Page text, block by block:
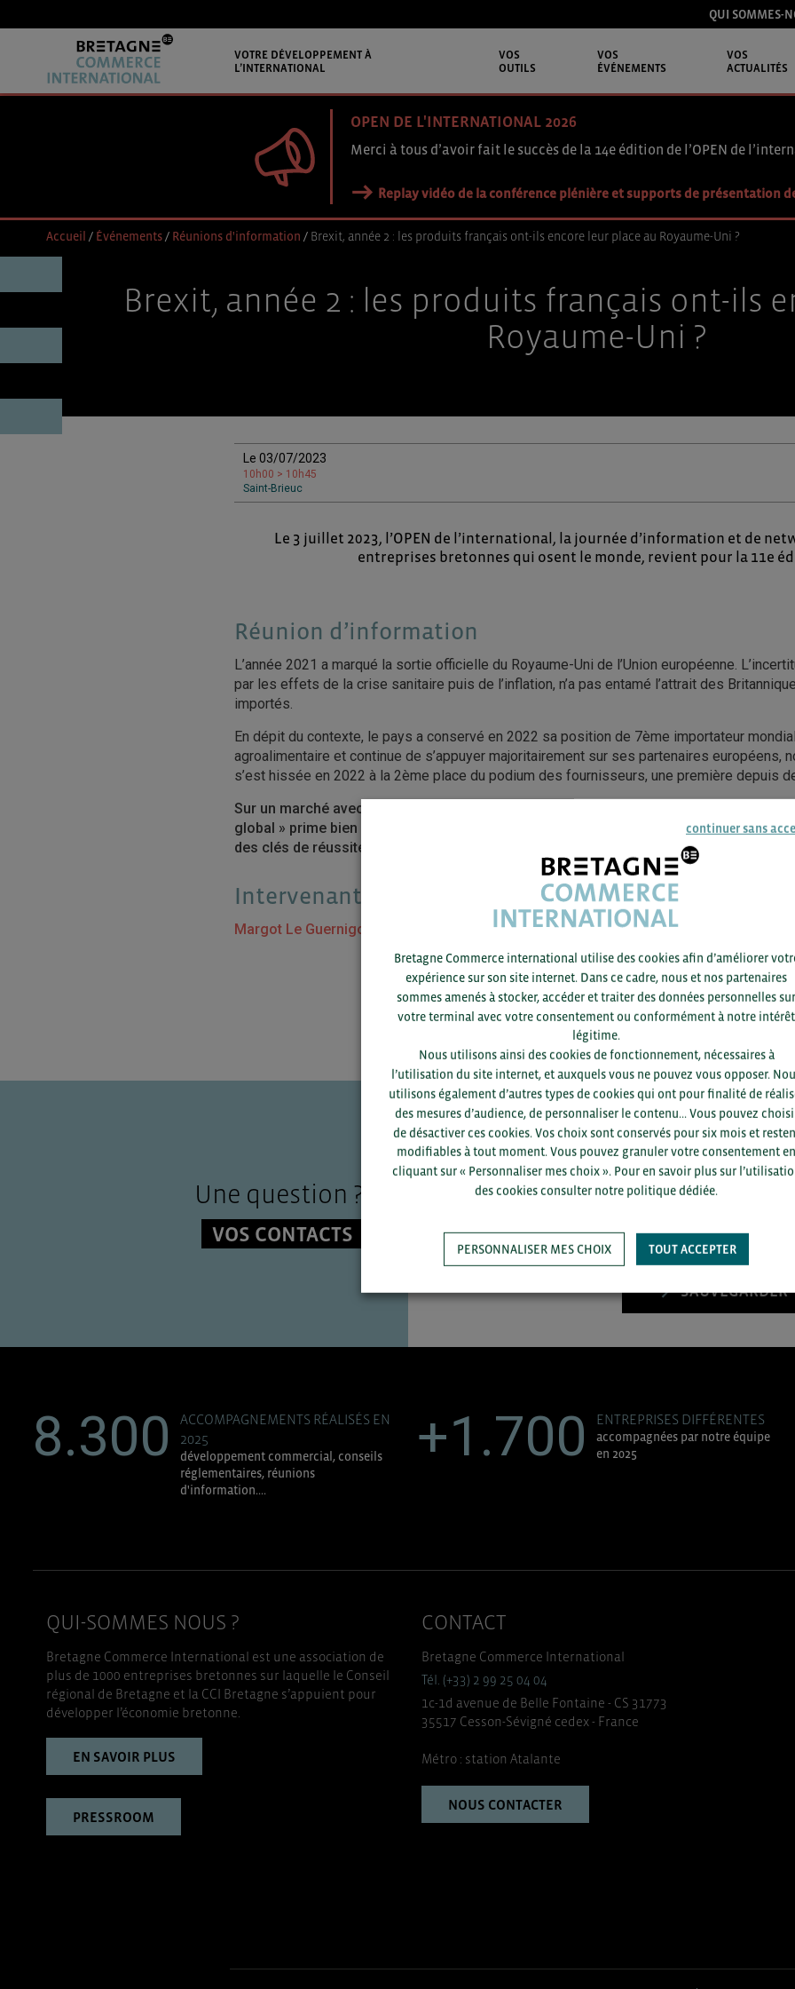
QUI SOMMES-
VOTRE DÉVELOPPEMENT À
L’INTERNATIONAL
VOS
OUTILS
VOS
ÉVÉNEMENTS
VOS
ACTUALITÉS
OPEN DE L'INTERNATIONAL 2026
Merci à tous d’avoir fait le succès de la 14e édition de l’OPEN de
Replay vidéo de la conférence plénière et supports de présentation
Accueil / Événements/ Réunions d'information / Brexit, année 2 : les produits français ont-ils encore leur place au Royaume-Uni ?
Brexit, année 2 : les produits français ont-ils
Royaume-Uni ?
Le 03/07/2023
10h00 > 10h45
Saint-Brieuc
Le 3 juillet 2023, l’OPEN de l’international, la journée d’information et de
entreprises bretonnes qui osent le monde, revient pour la 11e
Réunion d’information
L’année 2021 a marqué la sortie officielle du Royaume-Uni de l’Union européenne.
par les effets de la crise sanitaire puis de l’inflation, n’a pas entamé l’attrait des
importés.
En dépit du contexte, le pays a conservé en 2022 sa position de 7ème importateur
agroalimentaire et continue de s’appuyer majoritairement sur ses partenaires européens,
s’est hissée en 2022 à la 2ème place du podium des fournisseurs, une première depuis
Sur un marché avec une population et un niveau de vie équivalents à celui de
global » prime bien souvent sur le « consommer local » et où l’innovation et le
des clés de réussite, l’offre française a encore des cartes à jouer pour assoir sa
Intervenante
Margot Le Guernigou – Responsable d’études Business France
ACCÉDEZ À LA PRÉSENTATION SUR BCI INFO
Une question ?
VOS CONTACTS
Pour voir les contacts,
département et votre
SAUVEGARDER
8.300
ACCOMPAGNEMENTS RÉALISÉS EN
2025
développement commercial, conseils
réglementaires, réunions
d'information....
+1.700 ENTREPRISES DIFFÉRENTES
accompagnées par notre équipe
en 2025
QUI-SOMMES NOUS ?
Bretagne Commerce International est une association de
plus de 1000 entreprises bretonnes sur laquelle le Conseil
régional de Bretagne et la CCI Bretagne s’appuient pour
développer l’économie bretonne.
EN SAVOIR PLUS
PRESSROOM
CONTACT
Bretagne Commerce International
Tél. (+33) 2 99 25 04 04
1c-1d avenue de Belle Fontaine - CS 31773
35517 Cesson-Sévigné cedex - France
Métro : station Atalante
NOUS CONTACTER
continuer sans
Bretagne Commerce international utilise des cookies afin d’améliorer
expérience sur son site internet. Dans ce cadre, nous et nos partenaires
sommes amenés à stocker, accéder et traiter des données personnelles sur
votre terminal avec votre consentement ou conformément à notre intérêt
légitime.
Nous utilisons ainsi des cookies de fonctionnement, nécessaires à
l’utilisation du site internet, et auxquels vous ne pouvez vous opposer.
utilisons également d’autres types de cookies qui ont pour finalité de
des mesures d’audience, de personnaliser le contenu... Vous pouvez
de désactiver ces cookies. Vos choix sont conservés pour six mois et
modifiables à tout moment. Vous pouvez granuler votre consentement en
cliquant sur « Personnaliser mes choix ». Pour en savoir plus sur
des cookies consulter notre politique dédiée.
PERSONNALISER MES CHOIX TOUT ACCEPTER